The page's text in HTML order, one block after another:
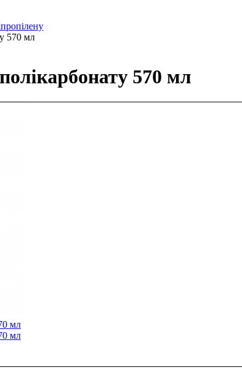
570 мл
570 мл